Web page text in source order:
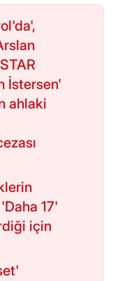
İstersen'
ahlaki
17'
için